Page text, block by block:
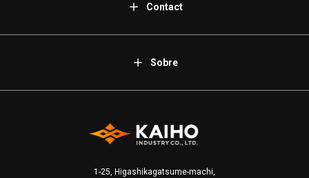
Contact
Sobre
1-25, Higashikagatsume-machi,